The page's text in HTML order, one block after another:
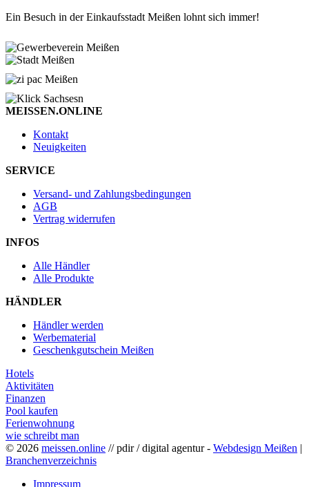
Ein Besuch in der Einkaufsstadt Meißen lohnt sich immer!
MEISSEN.ONLINE
Kontakt
Neuigkeiten
SERVICE
Versand- und Zahlungsbedingungen
AGB
Vertrag widerrufen
INFOS
Alle Händler
Alle Produkte
HÄNDLER
Händler werden
Werbematerial
Geschenkgutschein Meißen
Hotels
Aktivitäten
Finanzen
Pool kaufen
Ferienwohnung
wie schreibt man
© 2026 meissen.online // pdir / digital agentur - Webdesign Meißen |
Branchenverzeichnis
Impressum